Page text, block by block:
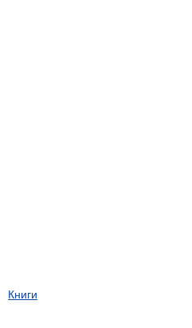
Книги